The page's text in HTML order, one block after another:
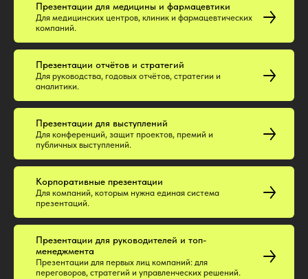
Презентации для медицины и фармацевтики
Для медицинских центров, клиник и фармацевтических
компаний.
Презентации отчётов и стратегий
Для руководства, годовых отчётов, стратегии и
аналитики.
Презентации для выступлений
Для конференций, защит проектов, премий и
публичных выступлений.
Корпоративные презентации
Для компаний, которым нужна единая система
презентаций.
Презентации для руководителей и топ-
менеджмента
Презентации для первых лиц компаний: для
переговоров, стратегий и управленческих решений.